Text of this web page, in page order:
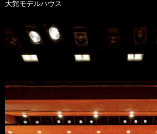
大館モデルハウス